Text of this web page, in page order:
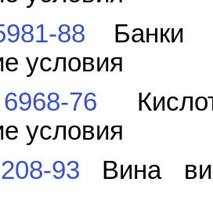
88 Банки
условия
76
условия
93 Вина